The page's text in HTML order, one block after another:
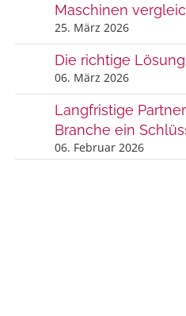
Maschinen
25. März 2026
Die richtige
06. März 2026
Langfristige
Branche ein
06. Februar 2026